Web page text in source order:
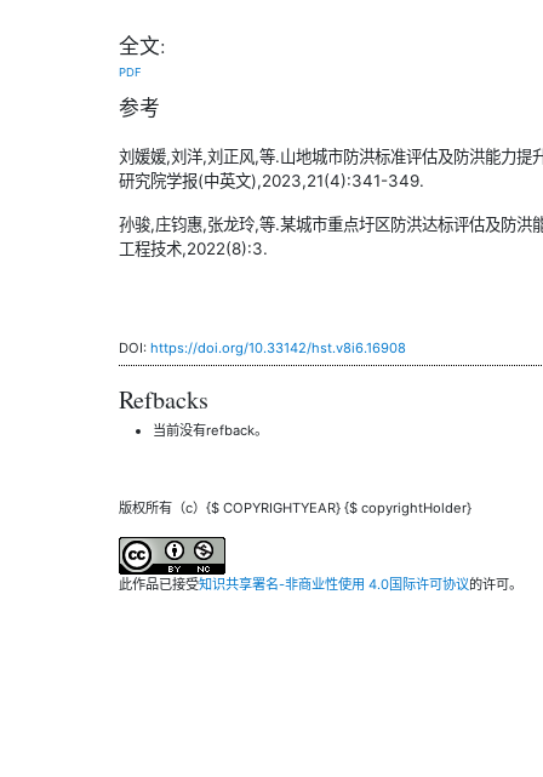
全文:
PDF
参考
刘媛媛,刘洋,刘正风,等.山地城市防洪标准评估及防洪能力
研究院学报(中英文),2023,21(4):341-349.
孙骏,庄钧惠,张龙玲,等.某城市重点圩区防洪达标评估及防
工程技术,2022(8):3.
DOI: https://doi.org/10.33142/hst.v8i6.16908
Refbacks
当前没有refback。
版权所有（c）{$ COPYRIGHTYEAR} {$ copyrightHolder}
此作品已接受知识共享署名-非商业性使用 4.0国际许可协议的许可。